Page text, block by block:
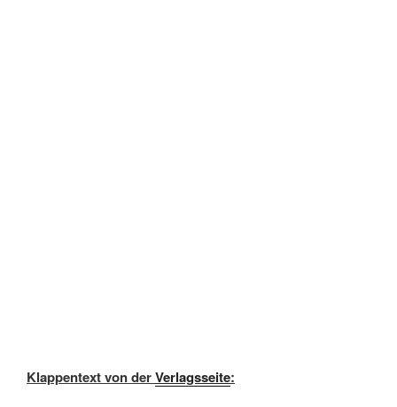
Klappentext von derVerlagsseite: